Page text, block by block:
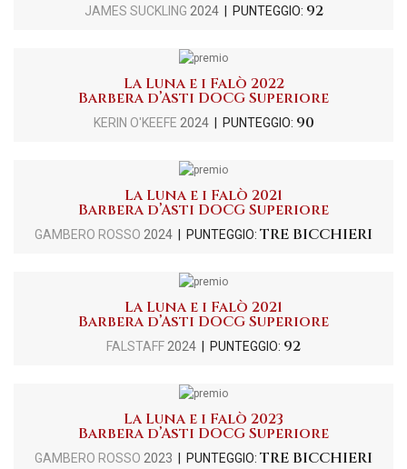
JAMES SUCKLING 2024| PUNTEGGIO: 92
La Luna e i Falò 2022
Barbera d’Asti DOCG Superiore
KERIN O'KEEFE 2024| PUNTEGGIO: 90
La Luna e i Falò 2021
Barbera d’Asti DOCG Superiore
GAMBERO ROSSO 2024 | PUNTEGGIO: TRE BICCHIERI
La Luna e i Falò 2021
Barbera d’Asti DOCG Superiore
FALSTAFF 2024 | PUNTEGGIO: 92
La Luna e i Falò 2023
Barbera d’Asti DOCG Superiore
GAMBERO ROSSO 2023 | PUNTEGGIO: TRE BICCHIERI